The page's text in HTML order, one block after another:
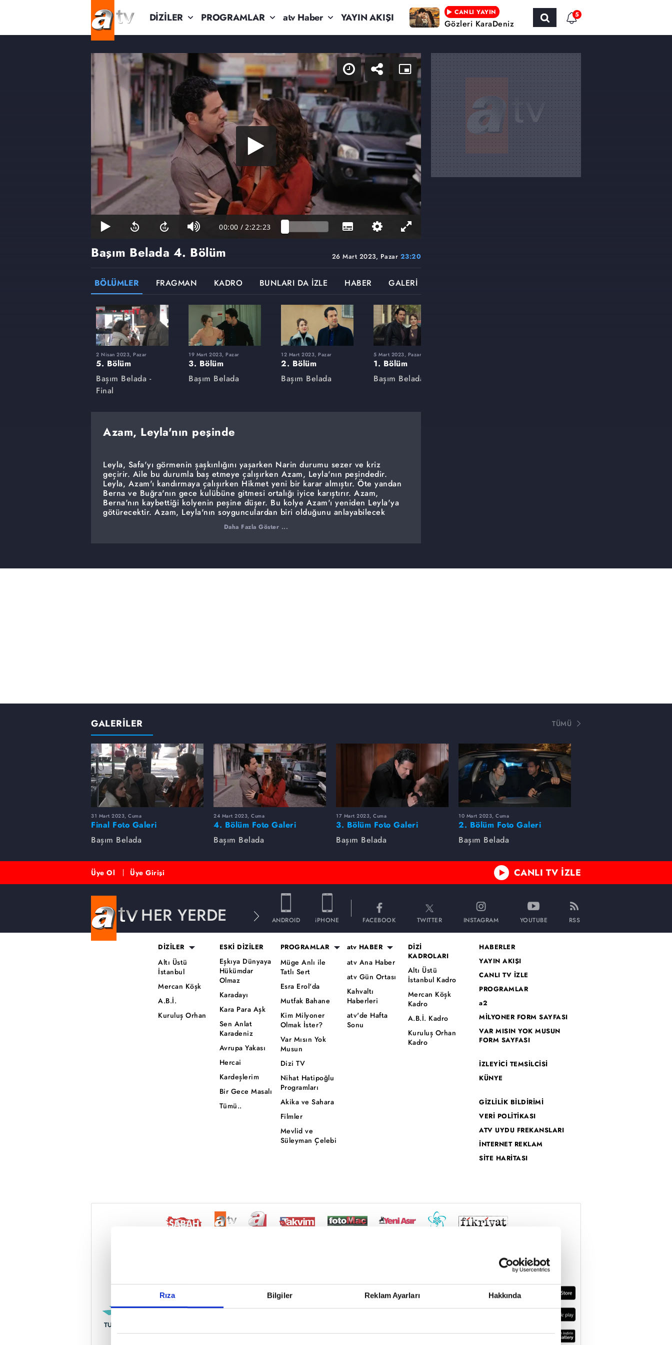
Rıza Bilgiler Reklam Ayarları Hakkında
Reddet
DİZİLER PROGRAMLAR atv Haber YAYIN AKIŞI CANLI YAYIN
Gözleri KaraDeniz
5
00:00 / 2:22:23
26 Mart 2023, Pazar 23:20
Başım Belada 4. Bölüm
BÖLÜMLER FRAGMAN KADRO BUNLARI DA İZLE HABER GALERİ
2 Nisan 2023, Pazar
5. Bölüm
Başım Belada -
Final
19 Mart 2023, Pazar
3. Bölüm
Başım Belada
12 Mart 2023, Pazar
2. Bölüm
Başım Belada
5 Mart 2023, Pazar
1. Bölüm
Başım Belada
Azam, Leyla'nın peşinde
Leyla, Safa'yı görmenin şaşkınlığını yaşarken Narin durumu sezer ve kriz
geçirir. Aile bu durumla baş etmeye çalışırken Azam, Leyla'nın peşindedir.
Leyla, Azam'ı kandırmaya çalışırken Hikmet yeni bir karar almıştır. Öte yandan
Berna ve Buğra'nın gece kulübüne gitmesi ortalığı iyice karıştırır. Azam,
Berna'nın kaybettiği kolyenin peşine düşer. Bu kolye Azam'ı yeniden Leyla'ya
götürecektir. Azam, Leyla'nın soygunculardan biri olduğunu anlayabilecek
Daha Fazla Göster ...
GALERİLER TÜMÜ
31 Mart 2023, Cuma
Final Foto Galeri
Başım Belada
24 Mart 2023, Cuma
4. Bölüm Foto Galeri
Başım Belada
17 Mart 2023, Cuma
3. Bölüm Foto Galeri
Başım Belada
10 Mart 2023, Cuma
2. Bölüm Foto Galeri
Başım Belada
Üye Ol Üye Girişi CANLI TV İZLE
HER YERDE ANDROID iPHONE FACEBOOK TWITTER INSTAGRAM YOUTUBE RSS
DİZİLER
Altı Üstü
İstanbul
Mercan Köşk
A.B.İ.
Kuruluş Orhan
ESKİ DİZİLER
Eşkıya Dünyaya
Hükümdar
Olmaz
Karadayı
Kara Para Aşk
Sen Anlat
Karadeniz
Avrupa Yakası
Hercai
Kardeşlerim
Bir Gece Masalı
Tümü..
PROGRAMLAR
Müge Anlı ile
Tatlı Sert
Esra Erol'da
Mutfak Bahane
Kim Milyoner
Olmak İster?
Var Mısın Yok
Musun
Dizi TV
Nihat Hatipoğlu
Programları
Akika ve Sahara
Filmler
Mevlid ve
Süleyman Çelebi
atv HABER
atv Ana Haber
atv Gün Ortası
Kahvaltı
Haberleri
atv'de Hafta
Sonu
DİZİ
KADROLARI
Altı Üstü
İstanbul Kadro
Mercan Köşk
Kadro
A.B.İ. Kadro
Kuruluş Orhan
Kadro
HABERLER
YAYIN AKIŞI
CANLI TV İZLE
PROGRAMLAR
a2
MİLYONER FORM SAYFASI
VAR MISIN YOK MUSUN
FORM SAYFASI
İZLEYİCİ TEMSİLCİSİ
KÜNYE
GİZLİLİK BİLDİRİMİ
VERİ POLİTİKASI
ATV UYDU FREKANSLARI
İNTERNET REKLAM
SİTE HARİTASI